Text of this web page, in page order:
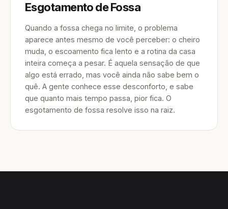
Esgotamento de Fossa
Quando a fossa chega no limite, o problema
aparece antes mesmo de você perceber: o cheiro
muda, o escoamento fica lento e a rotina da casa
inteira começa a pesar. É aquela sensação de que
algo está errado, mas você ainda não sabe bem o
quê. A gente conhece esse desconforto, e sabe
que quanto mais tempo passa, pior fica. O
esgotamento de fossa resolve isso na raiz.